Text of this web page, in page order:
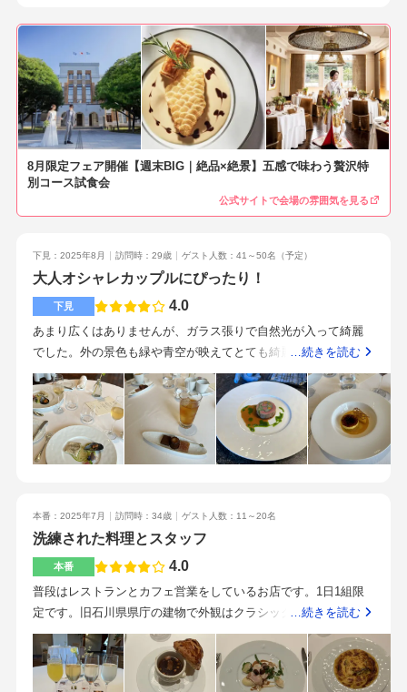
ております。とにかくスタッフみなさんの対応があたたかくて
丁寧です。子連れ婚のため、1歳の子供を連れて打ち合わせに行
くこともありましたが、ぐずったりすると抱っこしてくれた
り、挙式当日もスタッフの方が抱っこしていてくれたりしたの
で、すごく助かりました。打ち合わせの時もぜひ連れてきてく
ださいと言っていただけて、ありがたかったです。前もって準
備を進めることです。期限はあるけど、どうしてもギリギリに
なりがちだったので、もっと余裕をもって準備を進められれば
よかったと思いました。具体的にこうしたいというイメージを
ロなので、的確に対応していただけてとても心強かったです。1
番は料理がおいしいことです。次に周りの友人が挙げていない
会場で自身も参列したことがない会場がよかったので、限られ
ていました。さらに年齢的にも落ち着いた雰囲気の会場がよ
く、最初から第一候補でした。料理は間違いないと思いまし
た。来てくれるゲストもしいのき迎賓館のこの会場なら喜んで
くれるだろうなと思ったからです。他の会場も見学に行きまし
たが、スタッフさんの対応が一番素敵でした。
日のメニューの説明をしていただきました。美味しい料理に加
え、金沢やその周辺で有名な食材などが使用されており、遠方
からの来訪でも食事を楽しむことができました。
8月限定フェア開催【週末BIG｜絶品×絶景】五感で味わう贅沢特
別コース試食会
公式サイトで会場の雰囲気を見る
下見：2025年8月 訪問時：29歳 ゲスト人数：41～50名 （予定）
大人オシャレカップルにぴったり！
下見 4.0
あまり広くはありませんが、ガラス張りで自然光が入って綺麗
でした。外の景色も緑や青空が映えてとても綺麗です。式当日
晴れてほしいなと強く思う挙式会場です。結婚式場ではないの
で扉やしっかりしたバージンロードがなかったのがイメージし
ている挙式と違う点でした。重めのブラウンと白を基調とし
た、クラシカルな雰囲気の会場でした。レストランということ
もあって、見学時試食した料理は、他の見学した式場より格段
かと思います。近くには21世紀美術館や兼六園などの観光地も
徒歩圏内のところにあるので、遠方からのゲストは観光も一緒
に楽しむことができます。当日もレストランで働いてるサーバ
ッフより、しっかりとしたサービスを受けられました。大切な
ゲストを安心して任せられるなという印象を受けました。ゲス
ト人数があまり多く、オシャレな雰囲気の大人カップルにおす
すめの会場です。挙式の会場や、披露宴会場があまり広くない
ので、ゲストの人数をしっかり把握して見学すると良さそうで
…続きを読む
本番：2025年7月 訪問時：34歳 ゲスト人数：11～20名
洗練された料理とスタッフ
本番 4.0
普段はレストランとカフェ営業をしているお店です。1日1組限
定です。旧石川県県庁の建物で外観はクラシックな雰囲気でし
た。内観は近代的な雰囲気もあります。披露宴を行う会場は1テ
ーブル6人で、8テーブルは準備できそうな広さでした。親族の
みで行った私達はゆったりと使えました。控え室として使われ
…続きを読む